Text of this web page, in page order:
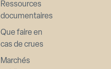
Ressources
documentaires
Que faire en
cas de crues
Marchés